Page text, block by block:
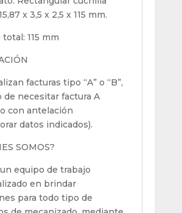
x 3,5 x 2,5 x 115 mm.
total: 115 mm
facturas tipo “A” o “B”,
de necesitar factura A
con antelación
datos indicados).
SOMOS?
equipo de trabajo
en brindar
para todo tipo de